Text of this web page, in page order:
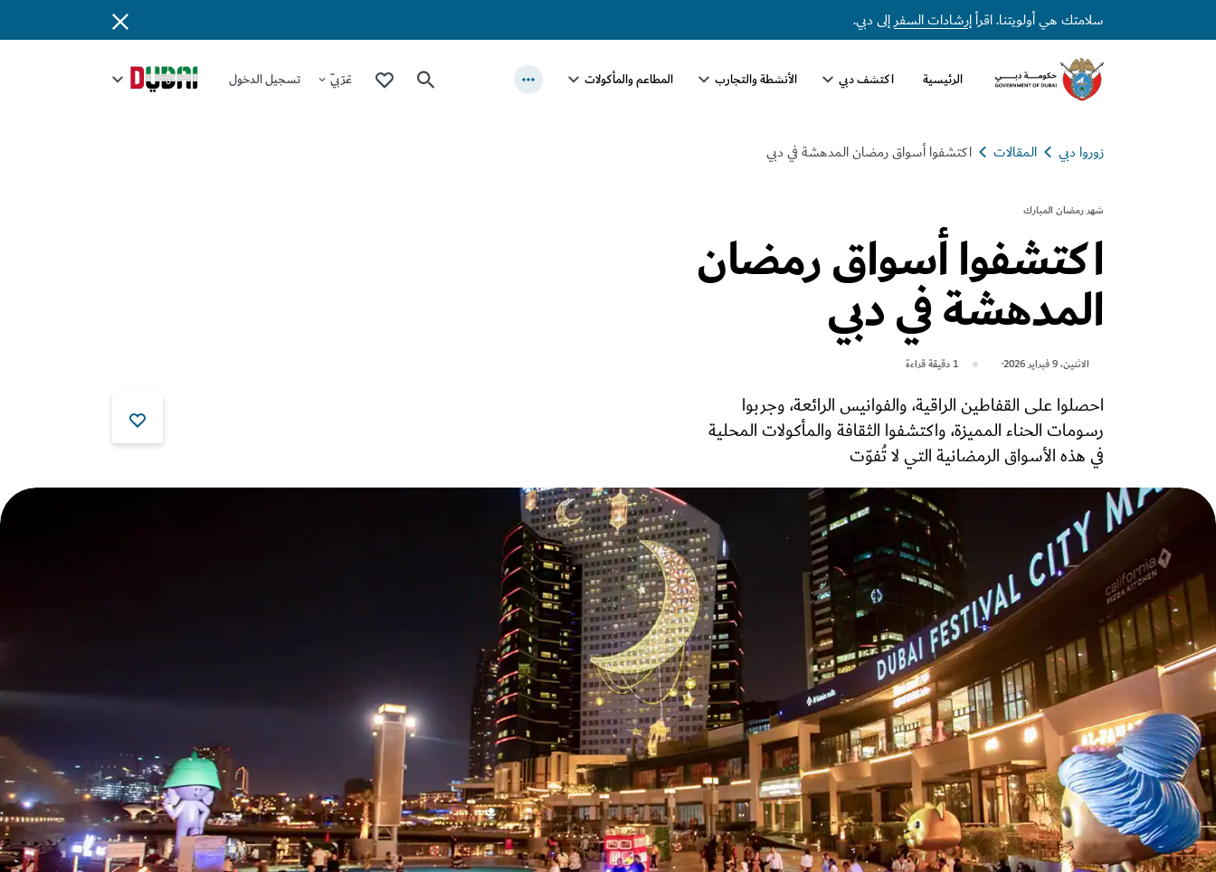
سلامتك هي أولويتنا. اقرأإرشادات السفرإلى دبي.
الرئيسية اكتشف دبي الأنشطة والتجارب المطاعم والمأكولات عَرَبِيّ تسجيل الدخول
زوروا دبي المقالات اكتشفوا أسواق رمضان المدهشة في دبي
شهر رمضان المبارك
اكتشفوا أسواق رمضان
المدهشة في دبي
الاثنين، 9 فبراير 2026 1 دقيقة قراءة
احصلوا على القفاطين الراقية، والفوانيس الرائعة، وجربوا
رسومات الحناء المميزة، واكتشفوا الثقافة والمأكولات المحلية
في هذه الأسواق الرمضانية التي لا تُفوّت